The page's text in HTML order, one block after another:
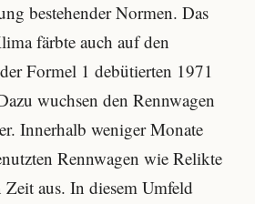
bestehender Normen. Das
färbte auch auf den
Formel 1 debütierten 1971
wuchsen den Rennwagen
Innerhalb weniger Monate
Rennwagen wie Relikte
Zeit aus. In diesem Umfeld